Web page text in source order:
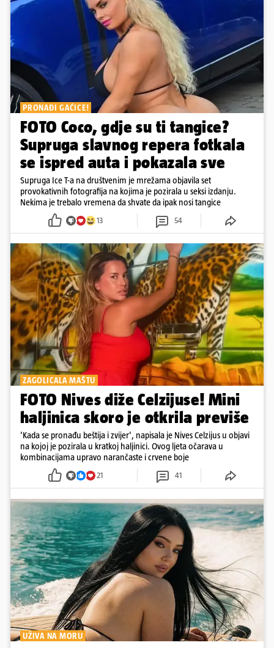
PRONAĐI GAĆICE!
FOTO Coco, gdje su ti tangice?
Supruga slavnog repera fotkala
se ispred auta i pokazala sve
Supruga Ice T-a na društvenim je mrežama objavila set
provokativnih fotografija na kojima je pozirala u seksi izdanju.
Nekima je trebalo vremena da shvate da ipak nosi tangice
13 54
ZAGOLICALA MAŠTU
FOTO Nives diže Celzijuse! Mini
haljinica skoro je otkrila previše
'Kada se pronađu beštija i zvijer', napisala je Nives Celzijus u objavi
na kojoj je pozirala u kratkoj haljinici. Ovog ljeta očarava u
kombinacijama upravo narančaste i crvene boje
21 41
UŽIVA NA MORU